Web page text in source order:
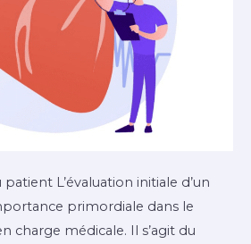
L’évaluation initiale d’un
primordiale dans le
charge médicale. Il s’agit du